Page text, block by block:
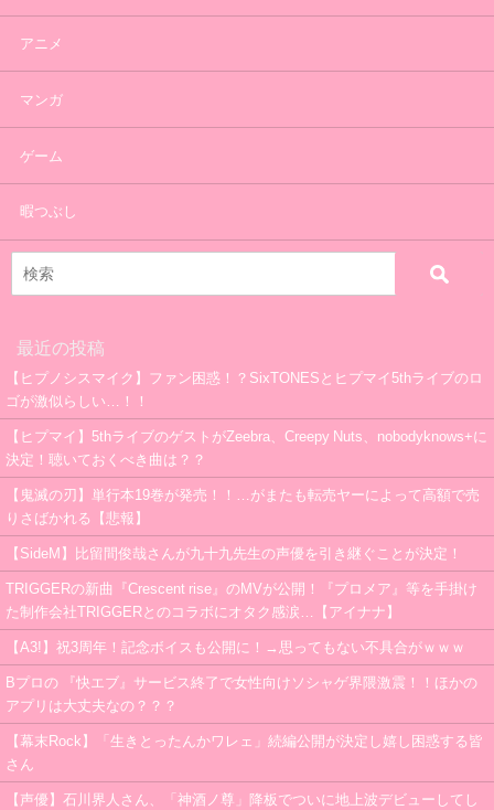
アニメ
マンガ
ゲーム
暇つぶし
最近の投稿
【ヒプノシスマイク】ファン困惑！？SixTONESとヒプマイ5thライブのロ
ゴが激似らしい…！！
【ヒプマイ】5thライブのゲストがZeebra、Creepy Nuts、nobodyknows+に
決定！聴いておくべき曲は？？
【鬼滅の刃】単行本19巻が発売！！…がまたも転売ヤーによって高額で売
りさばかれる【悲報】
【SideM】比留間俊哉さんが九十九先生の声優を引き継ぐことが決定！
TRIGGERの新曲『Crescent rise』のMVが公開！『プロメア』等を手掛け
た制作会社TRIGGERとのコラボにオタク感涙…【アイナナ】
【A3!】祝3周年！記念ボイスも公開に！→思ってもない不具合がｗｗｗ
Bプロの 『快エブ』サービス終了で女性向けソシャゲ界隈激震！！ほかの
アプリは大丈夫なの？？？
【幕末Rock】「生きとったんかワレェ」続編公開が決定し嬉し困惑する皆
さん
【声優】石川界人さん、「神酒ノ尊」降板でついに地上波デビューしてし